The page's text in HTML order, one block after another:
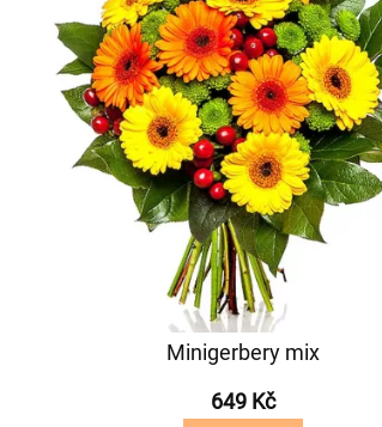
Minigerbery mix
649 Kč